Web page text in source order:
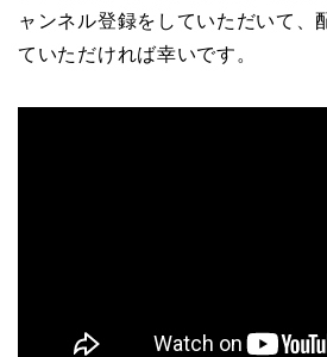
ャンネル登録をしていただいて、
ていただければ幸いです。